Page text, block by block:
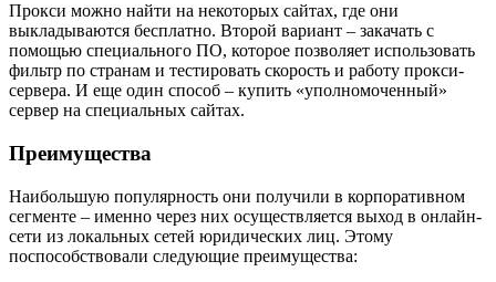
Прокси можно найти на некоторых сайтах, где они
выкладываются бесплатно. Второй вариант – закачать с
помощью специального ПО, которое позволяет использовать
фильтр по странам и тестировать скорость и работу прокси-
сервера. И еще один способ – купить «уполномоченный»
сервер на специальных сайтах.
Преимущества
Наибольшую популярность они получили в корпоративном
сегменте – именно через них осуществляется выход в онлайн-
сети из локальных сетей юридических лиц. Этому
поспособствовали следующие преимущества: